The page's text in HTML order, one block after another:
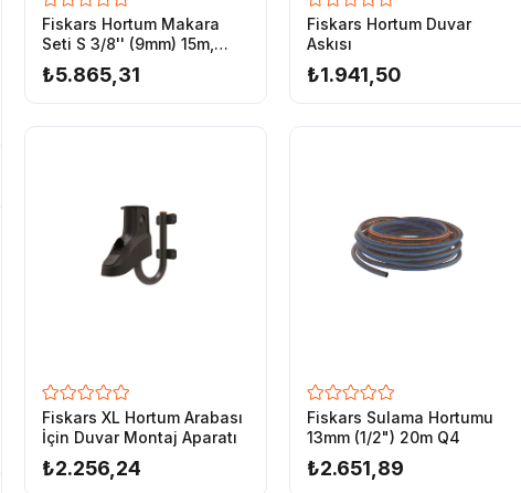
Fiskars Hortum Makara
Seti S 3/8'' (9mm) 15m,
Siyah
₺5.865,31
Fiskars Hortum Duvar
Askısı
₺1.941,50
Fiskars XL Hortum Arabası
İçin Duvar Montaj Aparatı
₺2.256,24
Fiskars Sulama Hortumu
13mm (1/2") 20m Q4
₺2.651,89